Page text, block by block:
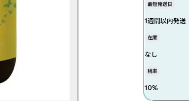
最短発送日
1週間以内発送
在庫
なし
税率
10%